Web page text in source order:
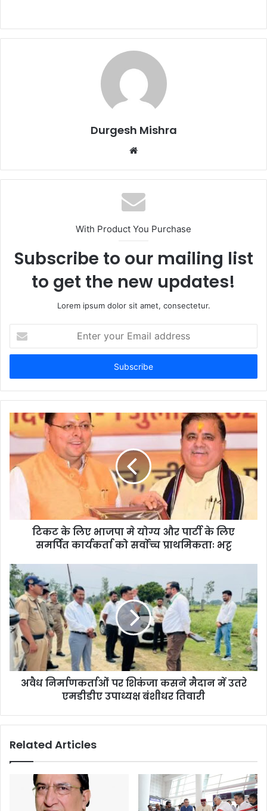
Durgesh Mishra
Website
With Product You Purchase
Subscribe to our mailing list
to get the new updates!
Lorem ipsum dolor sit amet, consectetur.
your
Email
टिकट के लिए भाजपा मे योग्य और पार्टी के लिए
समर्पित कार्यकर्ता को सर्वाेच्च प्राथमिकताः भट्ट
अवैध निर्माणकर्ताओं पर शिकंजा कसने मैदान में उतरे
एमडीडीए उपाध्यक्ष बंशीधर तिवारी
Related Articles